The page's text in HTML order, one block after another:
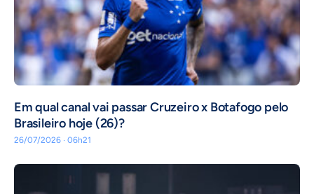
Em qual canal vai passar Cruzeiro x Botafogo pelo
Brasileiro hoje (26)?
26/07/2026 · 06h21